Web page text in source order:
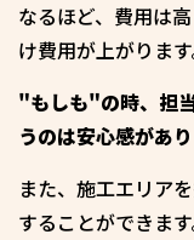
なるほど、費用は
け費用が上がります
"もしも"の時、担
うのは安心感があり
また、施工エリア
することができま